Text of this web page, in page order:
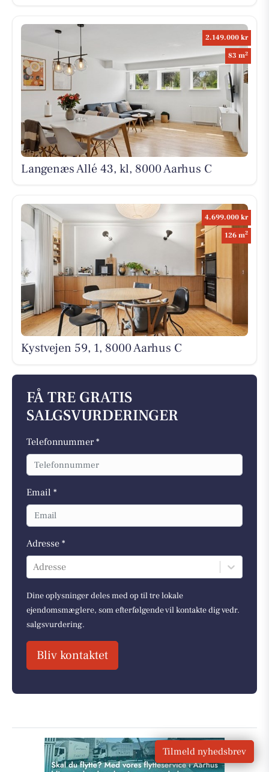
2.149.000 kr
83 m2
Langenæs Allé 43, kl, 8000 Aarhus C
4.699.000 kr
126 m2
Kystvejen 59, 1, 8000 Aarhus C
FÅ TRE GRATIS
SALGSVURDERINGER
Telefonnummer *
Email *
Adresse *
Adresse
Dine oplysninger deles med op til tre lokale
ejendomsmæglere, som efterfølgende vil kontakte dig vedr.
salgsvurdering.
Bliv kontaktet
Tilmeld nyhedsbrev